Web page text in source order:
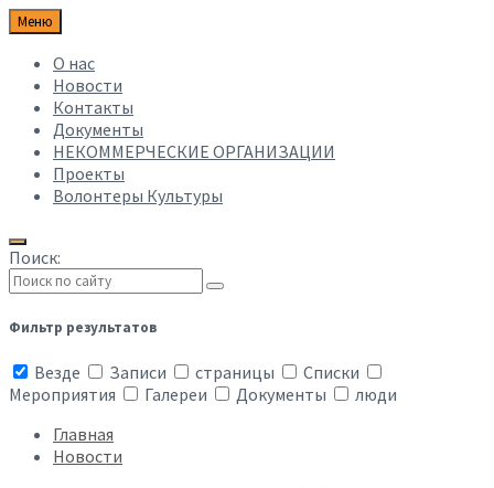
Меню
О нас
Новости
Контакты
Документы
НЕКОММЕРЧЕСКИЕ ОРГАНИЗАЦИИ
Проекты
Волонтеры Культуры
Поиск:
Фильтр результатов
Везде Записи страницы
Списки
Мероприятия
Галереи Документы
люди
Главная
Новости